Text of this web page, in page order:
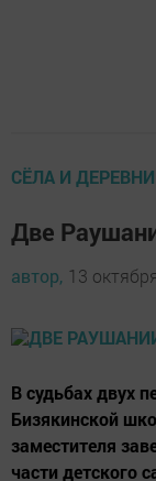
СЁЛА И
Две
автор, 13
В судьбах двух
Бизякинской
заместителя
части детского